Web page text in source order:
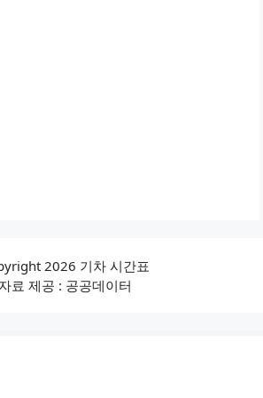
2026 기차 시간표
자료 제공 : 공공데이터